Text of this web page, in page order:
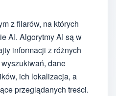
z filarów, na których
AI. Algorytmy AI są w
informacji z różnych
dane
ich lokalizacja, a
przeglądanych treści.